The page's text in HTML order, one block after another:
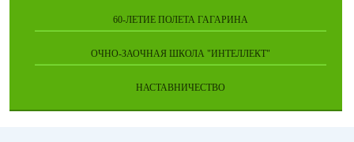
60-ЛЕТИЕ ПОЛЕТА ГАГАРИНА
ОЧНО-ЗАОЧНАЯ ШКОЛА "ИНТЕЛЛЕКТ"
НАСТАВНИЧЕСТВО